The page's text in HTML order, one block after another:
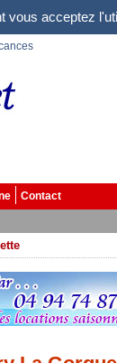
vous acceptez
Contact